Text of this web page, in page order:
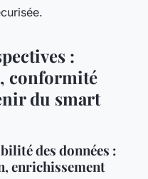
:
conformité
du smart
des données :
enrichissement